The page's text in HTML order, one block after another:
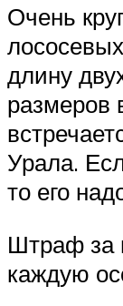
Очень
длину
размеров
Урала.
то его
Штраф за
каждую